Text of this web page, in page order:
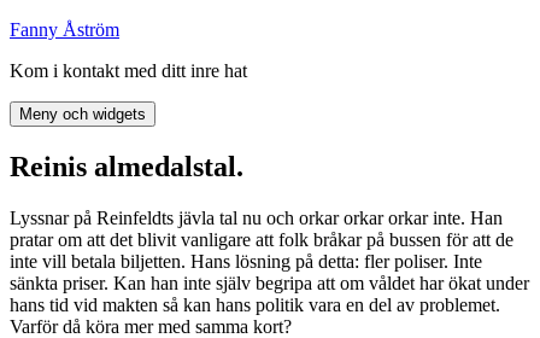
Hoppa
innehåll
Fanny Åström
Kom i kontakt med ditt inre hat
Meny och widgets
Reinis almedalstal.
Lyssnar på Reinfeldts jävla tal nu och orkar orkar orkar inte. Han
pratar om att det blivit vanligare att folk bråkar på bussen för att de
inte vill betala biljetten. Hans lösning på detta: fler poliser. Inte
sänkta priser. Kan han inte själv begripa att om våldet har ökat under
hans tid vid makten så kan hans politik vara en del av problemet.
Varför då köra mer med samma kort?